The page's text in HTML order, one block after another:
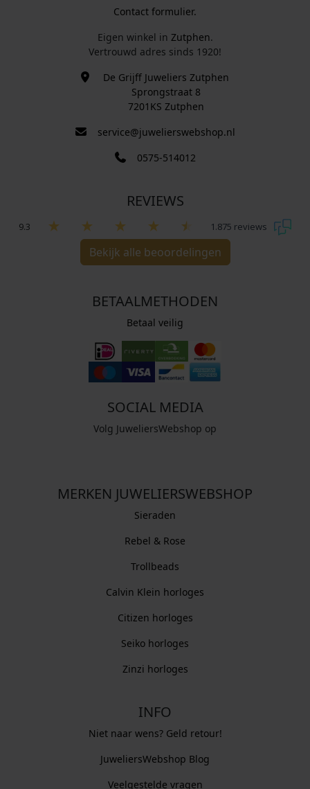
Contact formulier.
Eigen winkel in Zutphen.
Vertrouwd adres sinds 1920!
De Grijff Juweliers Zutphen
Sprongstraat 8
7201KS Zutphen
service@juwelierswebshop.nl
0575-514012
REVIEWS
9.3 1.875 reviews
Bekijk alle beoordelingen
BETAALMETHODEN
Betaal veilig
SOCIAL MEDIA
Volg JuweliersWebshop op
MERKEN JUWELIERSWEBSHOP
Sieraden
Rebel & Rose
Trollbeads
Calvin Klein horloges
Citizen horloges
Seiko horloges
Zinzi horloges
INFO
Niet naar wens? Geld retour!
JuweliersWebshop Blog
Veelgestelde vragen